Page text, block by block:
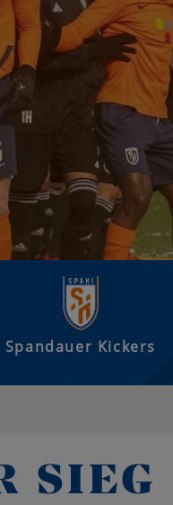
Spandauer Kickers
SIEG